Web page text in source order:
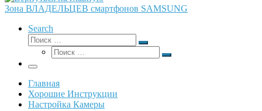
Зона ВЛАДЕЛЬЦЕВ смартфонов SAMSUNG
Search
Поиск
Поиск
Поиск
Поиск
Меню
Главная
Хорошие Инструкции
Настройка Камеры